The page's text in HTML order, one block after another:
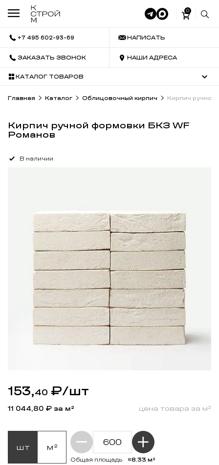
0
+7 495 602-93-69 НАПИСАТЬ
ЗАКАЗАТЬ ЗВОНОК НАШИ АДРЕСА
КАТАЛОГ ТОВАРОВ
Главная Каталог Облицовочный кирпич Кирпич
Кирпич ручной формовки БКЗ WF
Романов
В наличии
153,40 ₽/шт
11 044,80 ₽ за м² цена товара за м²
шт м²
Общая площадь
≈8.33 м²